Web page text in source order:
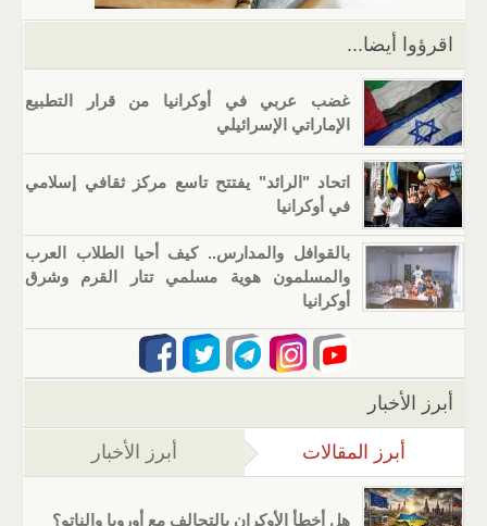
k
اقرؤوا أيضا...
غضب عربي في أوكرانيا من قرار التطبيع
الإماراتي الإسرائيلي
اتحاد "الرائد" يفتتح تاسع مركز ثقافي إسلامي
في أوكرانيا
بالقوافل والمدارس.. كيف أحيا الطلاب العرب
والمسلمون هوية مسلمي تتار القرم وشرق
أوكرانيا
أبرز الأخبار
أبرز المقالات (علامة التبويب النشطة)
أبرز الأخبار
هل أخطأ الأوكران بالتحالف مع أوروبا والناتو؟